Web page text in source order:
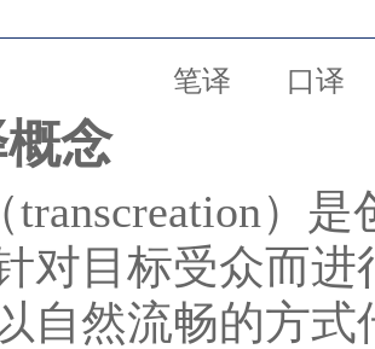
笔译 口译
念
transcreation）
对目标受众而
自然流畅的方